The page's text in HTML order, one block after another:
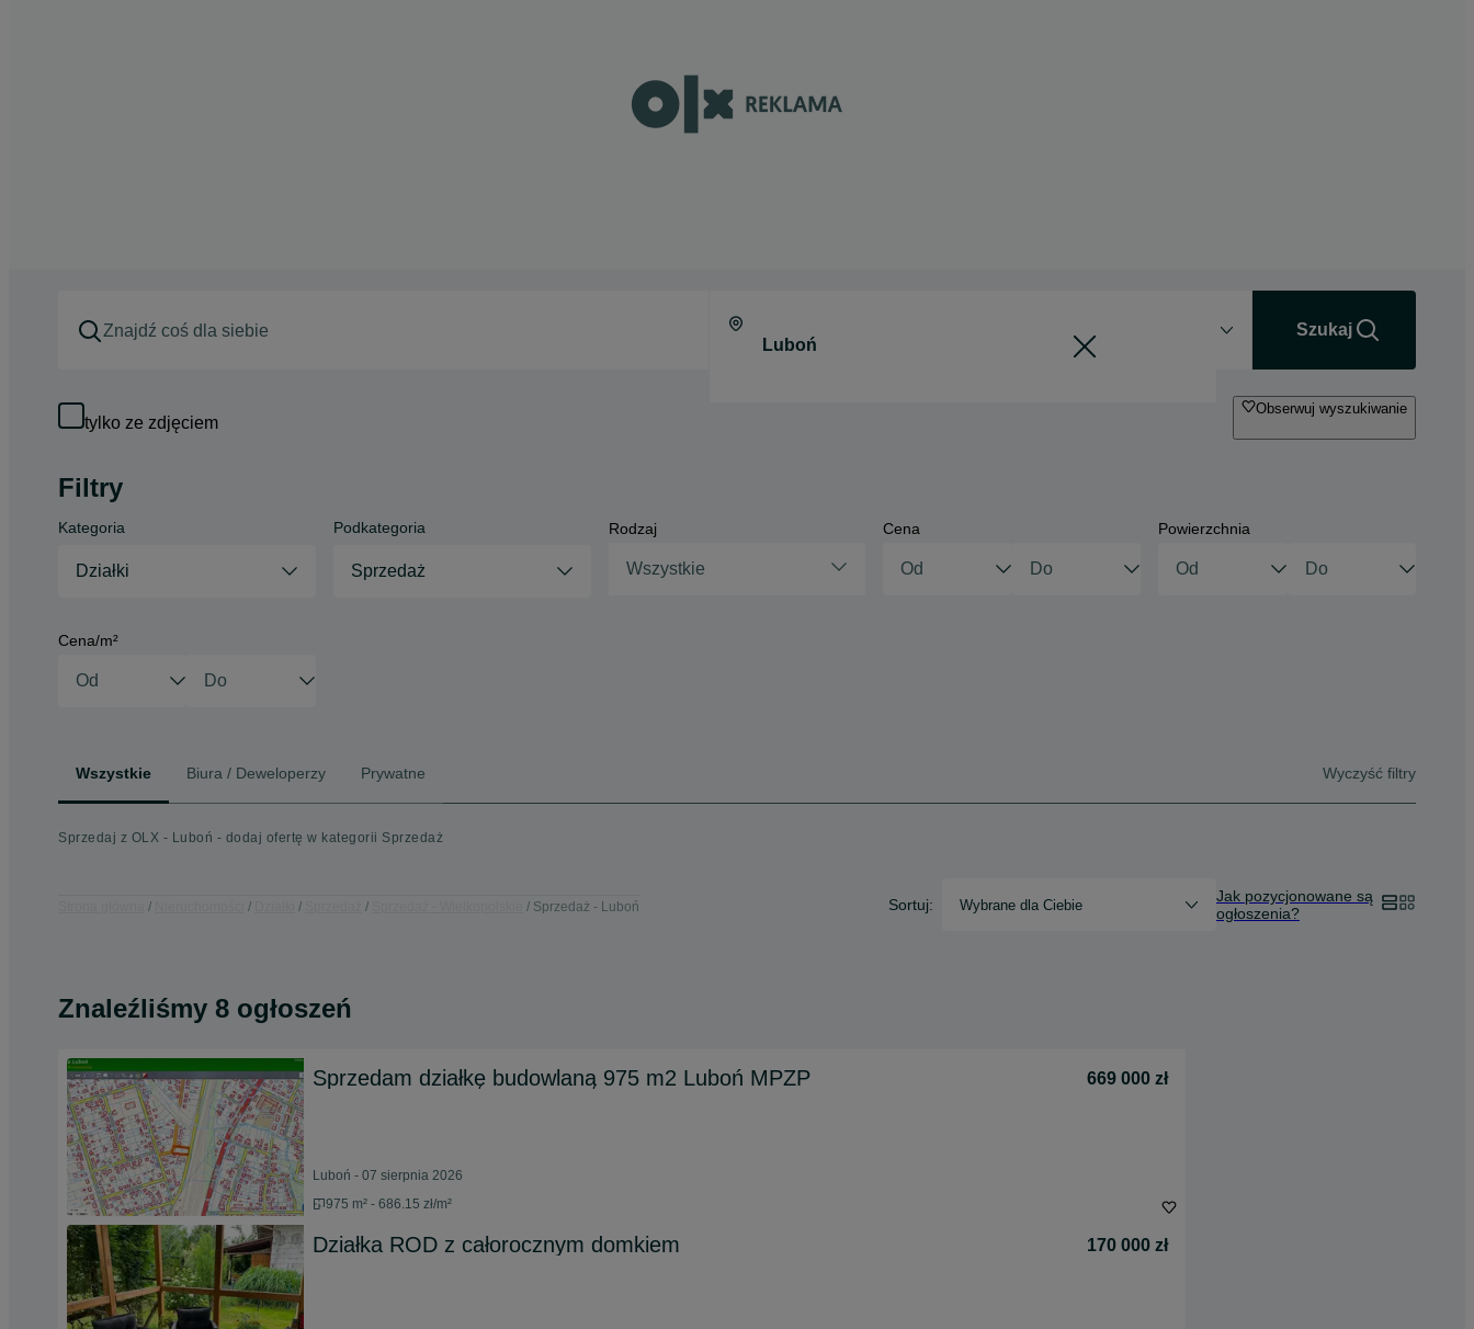
Szukaj
tylko ze zdjęciem
Obserwuj wyszukiwanie
Filtry
Kategoria
Działki
Podkategoria
Sprzedaż
Rodzaj
Wszystkie
Cena Powierzchnia
Cena/m²
Wszystkie Biura / Deweloperzy Prywatne Wyczyść filtry
Sprzedaj z OLX - Luboń - dodaj ofertę w kategorii Sprzedaż
Sprzedaż - Luboń Sortuj: Wybrane dla Ciebie
Jak pozycjonowane są
ogłoszenia?
Znaleźliśmy 8 ogłoszeń
Sprzedam działkę budowlaną 975 m2 Luboń MPZP 669 000 zł
Luboń - 07 sierpnia 2026
975 m² - 686.15 zł/m²
Działka ROD z całorocznym domkiem 170 000 zł